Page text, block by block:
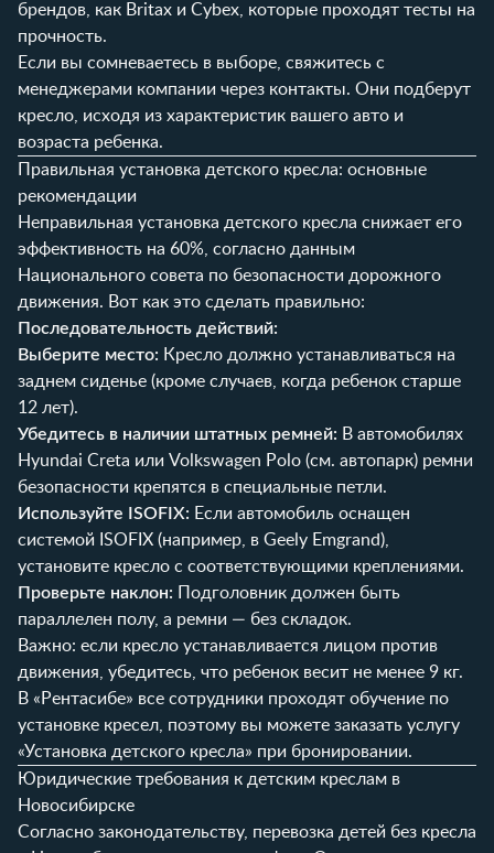
брендов, как Britax и Cybex, которые проходят тесты на
прочность.
Если вы сомневаетесь в выборе, свяжитесь с
менеджерами компании через контакты. Они подберут
кресло, исходя из характеристик вашего авто и
возраста ребенка.
Правильная установка детского кресла: основные
рекомендации
Неправильная установка детского кресла снижает его
эффективность на 60%, согласно данным
Национального совета по безопасности дорожного
движения. Вот как это сделать правильно:
Последовательность действий:
Выберите место: Кресло должно устанавливаться на
заднем сиденье (кроме случаев, когда ребенок старше
12 лет).
Убедитесь в наличии штатных ремней: В автомобилях
Hyundai Creta или Volkswagen Polo (см. автопарк) ремни
безопасности крепятся в специальные петли.
Используйте ISOFIX: Если автомобиль оснащен
системой ISOFIX (например, в Geely Emgrand),
установите кресло с соответствующими креплениями.
Проверьте наклон: Подголовник должен быть
параллелен полу, а ремни — без складок.
Важно: если кресло устанавливается лицом против
движения, убедитесь, что ребенок весит не менее 9 кг.
В «Рентасибе» все сотрудники проходят обучение по
установке кресел, поэтому вы можете заказать услугу
«Установка детского кресла» при бронировании.
Юридические требования к детским креслам в
Новосибирске
Согласно законодательству, перевозка детей без кресла